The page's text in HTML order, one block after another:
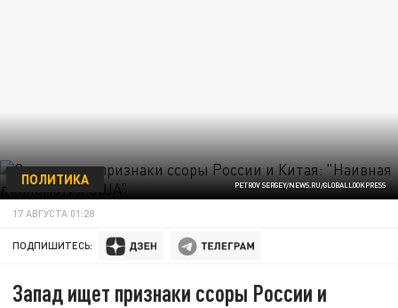
PETROV SERGEY/NEWS.RU/GLOBALLOOKPRESS
ПОЛИТИКА
17 АВГУСТА 01:28
ПОДПИШИТЕСЬ:
Запад ищет признаки ссоры России и